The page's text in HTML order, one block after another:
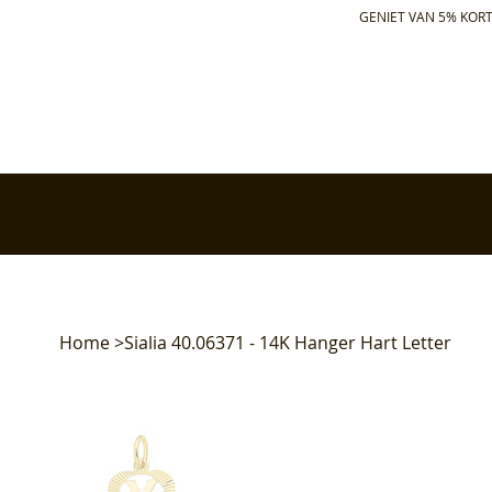
GENIET VAN 5%
Home>Sialia 40.06371 - 14K Hanger Hart Letter